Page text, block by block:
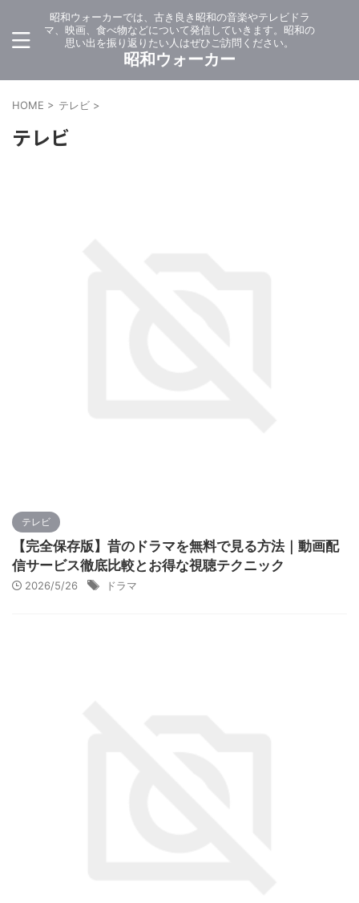
昭和ウォーカーでは、古き良き昭和の音楽やテレビドラ
マ、映画、食べ物などについて発信していきます。昭和の
思い出を振り返りたい人はぜひご訪問ください。
昭和ウォーカー
HOME > テレビ >
テレビ
テレビ
【完全保存版】昔のドラマを無料で見る方法｜動画配
信サービス徹底比較とお得な視聴テクニック
2026/5/26 ドラマ